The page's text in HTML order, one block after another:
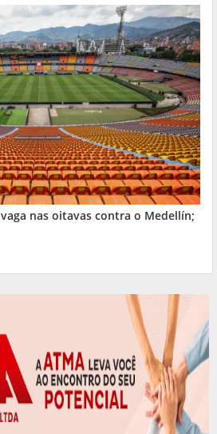
nas oitavas contra o Medellín;